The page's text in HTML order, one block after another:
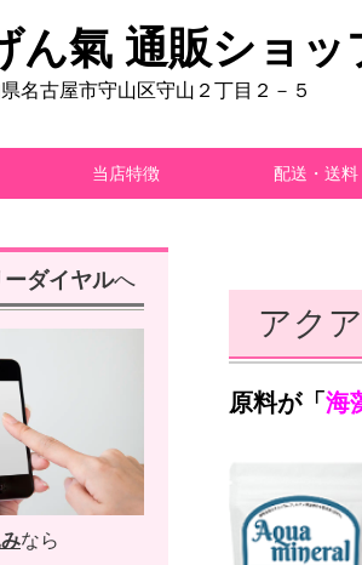
ん氣 通販ショッ
名古屋市守山区守山２丁目２－５
当店特徴 配送・送料
アク
原料が「海
ーダイヤルへ
なら